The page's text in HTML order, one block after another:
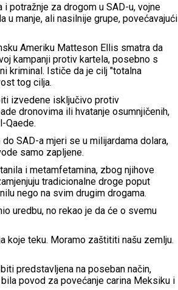
potražnje za drogom u SAD-u, vojne
manje, ali nasilnije grupe, povećavajući
Ameriku Matteson Ellis smatra da
kampanji protiv kartela, posebno s
kriminal. Ističe da je cilj "totalna
tog cilja.
izvedene isključivo protiv
dronovima ili hvatanje osumnjičenih,
Qaede.
SAD-a mjeri se u milijardama dolara,
samo zapljene.
i metamfetamina, zbog njihove
tradicionalne droge poput
nego na svim drugim drogama.
uredbu, no rekao je da će o svemu
koje teku. Moramo zaštititi našu zemlju.
predstavljena na poseban način,
povod za povećanje carina Meksiku i